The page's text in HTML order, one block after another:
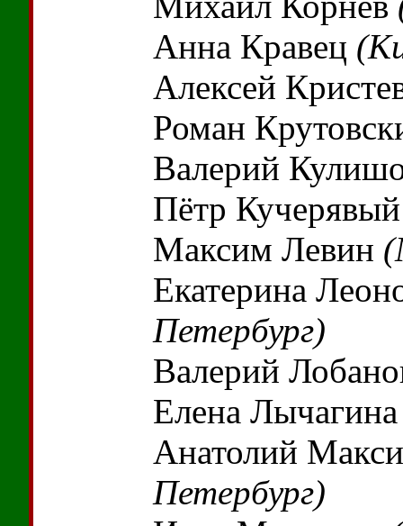
Анна Кравец
Алексей
Роман
Валерий
Пётр
Максим Левин
Екатерина
Петербург)
Валерий
Елена
Анатолий
Петербург)